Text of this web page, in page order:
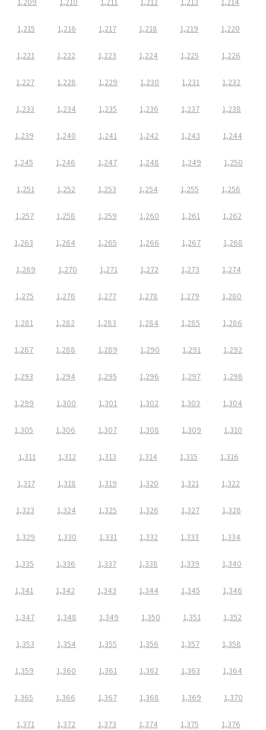
1,215 1,216 1,217 1,218 1,219 1,220
1,221 1,222 1,223 1,224 1,225 1,226
1,227 1,228 1,229 1,230 1,231 1,232
1,233 1,234 1,235 1,236 1,237 1,238
1,239 1,240 1,241 1,242 1,243 1,244
1,245 1,246 1,247 1,248 1,249 1,250
1,251 1,252 1,253 1,254 1,255 1,256
1,257 1,258 1,259 1,260 1,261 1,262
1,263 1,264 1,265 1,266 1,267 1,268
1,269 1,270 1,271 1,272 1,273 1,274
1,275 1,276 1,277 1,278 1,279 1,280
1,281 1,282 1,283 1,284 1,285 1,286
1,287 1,288 1,289 1,290 1,291 1,292
1,293 1,294 1,295 1,296 1,297 1,298
1,299 1,300 1,301 1,302 1,303 1,304
1,305 1,306 1,307 1,308 1,309 1,310
1,311 1,312 1,313 1,314 1,315 1,316
1,317 1,318 1,319 1,320 1,321 1,322
1,323 1,324 1,325 1,326 1,327 1,328
1,329 1,330 1,331 1,332 1,333 1,334
1,335 1,336 1,337 1,338 1,339 1,340
1,341 1,342 1,343 1,344 1,345 1,346
1,347 1,348 1,349 1,350 1,351 1,352
1,353 1,354 1,355 1,356 1,357 1,358
1,359 1,360 1,361 1,362 1,363 1,364
1,365 1,366 1,367 1,368 1,369 1,370
1,371 1,372 1,373 1,374 1,375 1,376